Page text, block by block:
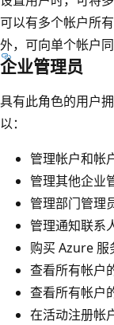
可以有多个帐户所
外，可向单个帐户
企业管理员
具有此角色的用户
以：
管理帐户和帐
管理其他企业
管理部门管理
管理通知联系
购买 Azure 服
查看所有帐户
查看所有帐户
在活动注册帐